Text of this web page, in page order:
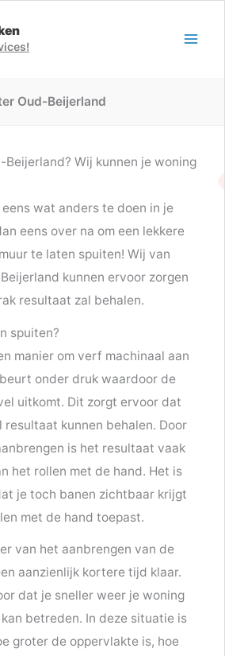
Oud-Beijerland
Beijerland? Wij kunnen je woning
wat anders te doen in je
eens over na om een lekkere
te laten spuiten! Wij van
kunnen ervoor zorgen
resultaat zal behalen.
spuiten?
manier om verf machinaal aan
onder druk waardoor de
uitkomt. Dit zorgt ervoor dat
resultaat kunnen behalen. Door
is het resultaat vaak
het rollen met de hand. Het is
je toch banen zichtbaar krijgt
met de hand toepast.
van het aanbrengen van de
aanzienlijk kortere tijd klaar.
dat je sneller weer je woning
betreden. In deze situatie is
groter de oppervlakte is, hoe